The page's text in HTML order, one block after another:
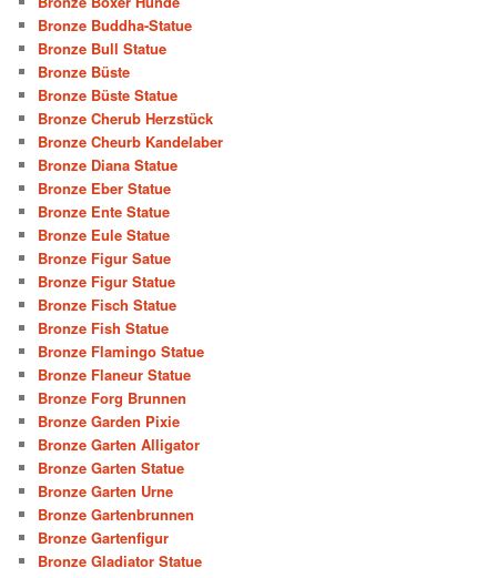
Bronze Buddha-Statue
Bronze Bull Statue
Bronze Büste
Bronze Büste Statue
Bronze Cherub Herzstück
Bronze Cheurb Kandelaber
Bronze Diana Statue
Bronze Eber Statue
Bronze Ente Statue
Bronze Eule Statue
Bronze Figur Satue
Bronze Figur Statue
Bronze Fisch Statue
Bronze Fish Statue
Bronze Flamingo Statue
Bronze Flaneur Statue
Bronze Forg Brunnen
Bronze Garden Pixie
Bronze Garten Alligator
Bronze Garten Statue
Bronze Garten Urne
Bronze Gartenbrunnen
Bronze Gartenfigur
Bronze Gladiator Statue